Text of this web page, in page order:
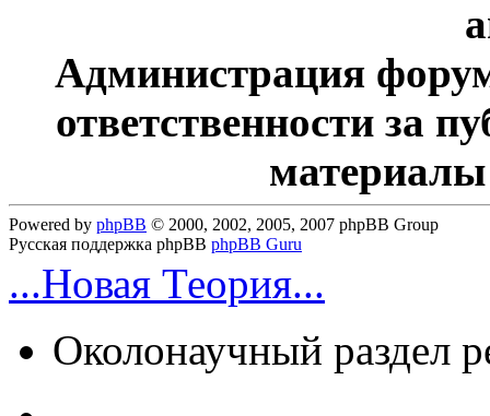
Администрация
ответственности за
Powered by phpBB © 2000, 2002, 2005, 2007 phpBB Group
Русская поддержка phpBB phpBB Guru
...Новая Теория...
Околонаучный раздел